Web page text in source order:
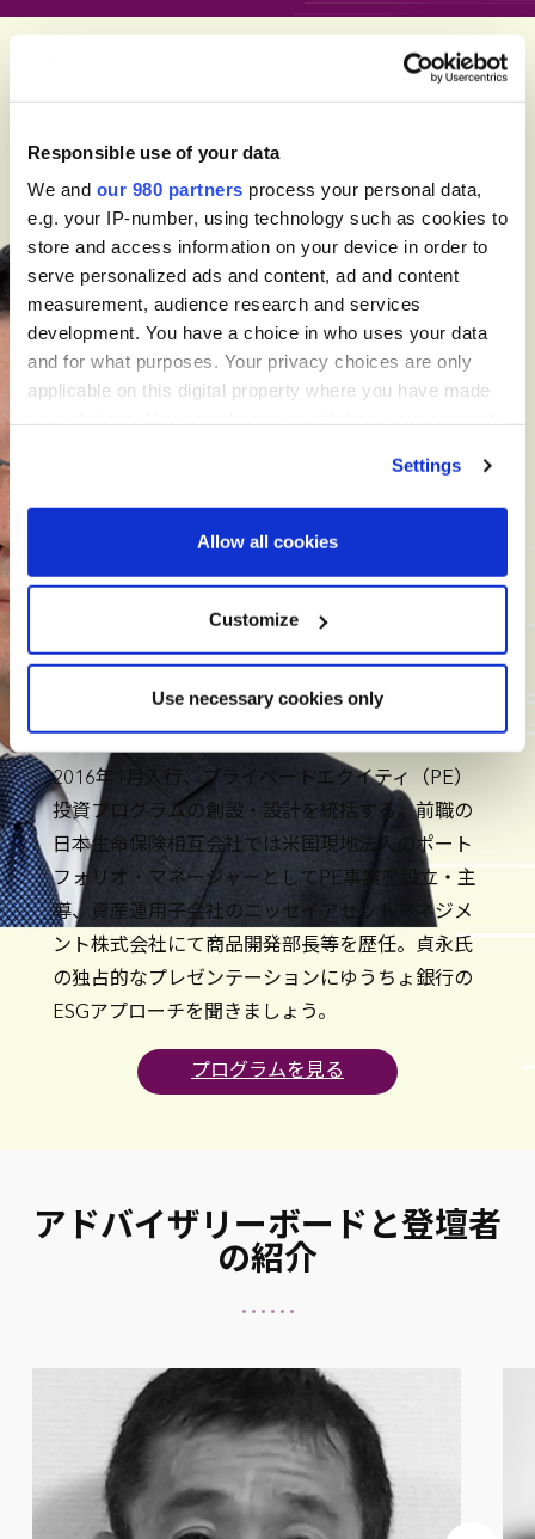
Responsible use of your data
We and our 980 partners process your personal data,
e.g. your IP-number, using technology such as cookies to
store and access information on your device in order to
serve personalized ads and content, ad and content
measurement, audience research and services
development. You have a choice in who uses your data
and for what purposes. Your privacy choices are only
applicable on this digital property where you have made
Find out more about how your personal data is processed
We use cookies across this website for a number of
reasons, such as keeping the site reliable and secure;
correctly. We also use cookies for cross-site statistics,
marketing and analysis. You can change these at any
time by clicking the settings below.
Settings
Allow all cookies
Customize
Use necessary cookies only
基調講演者
株式会社ゆうちょ銀行
常務執行役員 プライベートエクイティ
投資部長
貞永 英哉氏
2016年1月入行、プライベートエクイティ（PE）
投資プログラムの創設・設計を統括する。前職の
日本生命保険相互会社では米国現地法人のポート
フォリオ・マネージャーとしてPE事業を設立・主
導、資産運用子会社のニッセイアセットマネジメ
ント株式会社にて商品開発部長等を歴任。貞永氏
の独占的なプレゼンテーションにゆうちょ銀行の
ESGアプローチを聞きましょう。
プログラムを見る
アドバイザリーボードと登壇者
の紹介